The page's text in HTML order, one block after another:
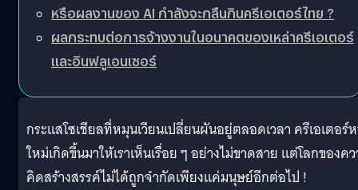
หรือผลงานของ AI กำลังจะกลืนกินครีเอเตอร์ไทย ?
ผลกระทบต่อการจ้างงานในอนาคตของเหล่าครีเอเตอร์
และอินฟลูเอนเซอร์
กระแสโซเชียลที่หมุนเวียนเปลี่ยนผันอยู่ตลอดเวลา ครีเอเตอร์
ใหม่เกิดขึ้นมาให้เราเห็นเรื่อย ๆ อย่างไม่ขาดสาย แต่โลกของค
คิดสร้างสรรค์ไม่ได้ถูกจำกัดเพียงแค่มนุษย์อีกต่อไป !